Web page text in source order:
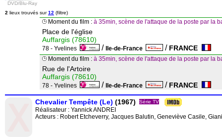
DVD/Blu-Ray
2 lieux trouvés sur12 (filtre)
Moment du film : à 35min, scène de l'attaque de la poste par la
Place de l'église
Auffargis (78610)
78 - Yvelines / Ile-de-France / FRANCE
Moment du film : à 35min, scène de l'attaque de la poste par la
Rue de l'Artoire
Auffargis (78610)
78 - Yvelines / Ile-de-France / FRANCE
Chevalier Tempête (Le) (1967) Série TV
Réalisateur : Yannick ANDREI
Acteurs : Robert Etcheverry, Jacques Balutin, Geneviève Casile,